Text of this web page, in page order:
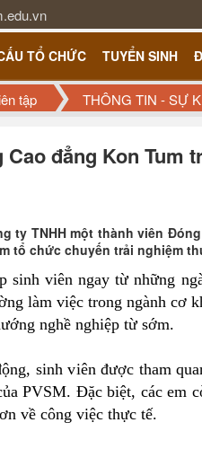
TỔ CHỨC TUYỂN SINH
tập THÔNG TIN - SỰ
đẳng Kon Tum
ty TNHH một thành viên
tổ chức chuyến trải nghiệm
sinh viên ngay từ những
làm việc trong ngành cơ
nghề nghiệp từ sớm.
sinh viên được tham
PVSM. Đặc biệt, các
về công việc thực tế.